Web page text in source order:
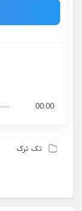
00:00
تک ترک